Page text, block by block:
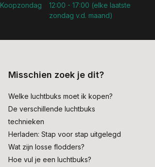
Koopzondag
12:00 - 17:00 (elke laatste
zondag v.d. maand)
Misschien zoek je dit?
Welke luchtbuks moet ik kopen?
De verschillende luchtbuks
technieken
Herladen: Stap voor stap uitgelegd
Wat zijn losse flodders?
Hoe vul je een luchtbuks?